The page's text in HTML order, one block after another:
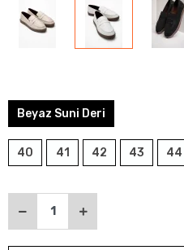
Beyaz Suni Deri
40 41 42 43 44